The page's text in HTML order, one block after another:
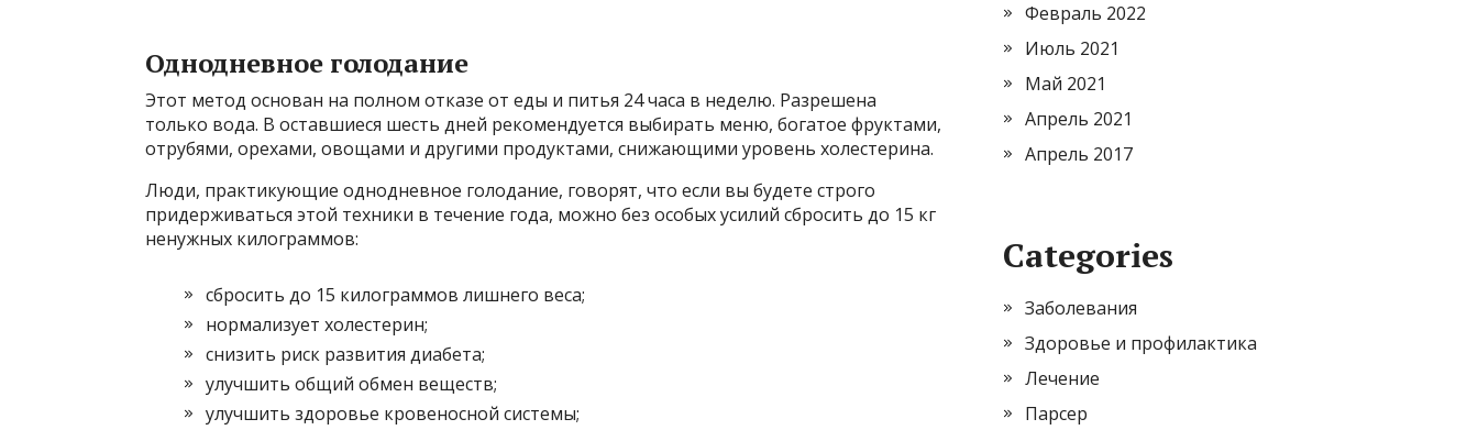
Однодневное голодание
Этот метод основан на полном отказе от еды и питья 24 часа в неделю. Разрешена
только вода. В оставшиеся шесть дней рекомендуется выбирать меню, богатое фруктами,
отрубями, орехами, овощами и другими продуктами, снижающими уровень холестерина.
Люди, практикующие однодневное голодание, говорят, что если вы будете строго
придерживаться этой техники в течение года, можно без особых усилий сбросить до 15 кг
ненужных килограммов:
сбросить до 15 килограммов лишнего веса;
нормализует холестерин;
снизить риск развития диабета;
улучшить общий обмен веществ;
улучшить здоровье кровеносной системы;
Февраль 2022
Июль 2021
Май 2021
Апрель 2021
Апрель 2017
Categories
Заболевания
Здоровье и профилактика
Лечение
Парсер